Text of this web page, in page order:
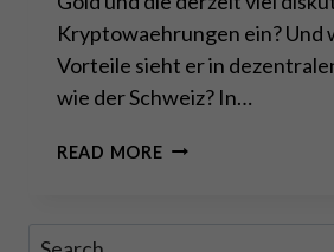
Kryptowaehrungen ein? Und
Vorteile sieht er in
wie der Schweiz? In…
READ MORERESPONSA
Search